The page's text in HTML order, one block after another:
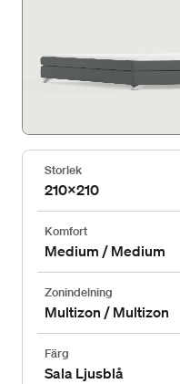
Storlek
210x210
Komfort
Medium / Medium
Zonindelning
Multizon / Multizon
Färg
Sala Ljusblå